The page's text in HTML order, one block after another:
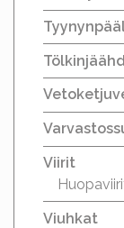
Viirit
Viuhkat